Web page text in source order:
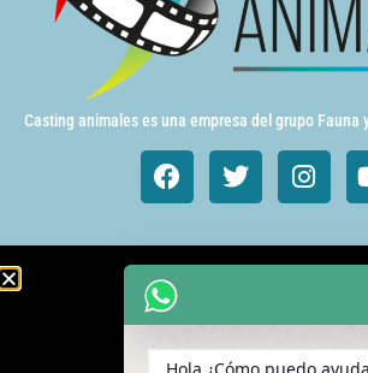
Casting animales es una empresa del grupo Fauna
Animales de cine y